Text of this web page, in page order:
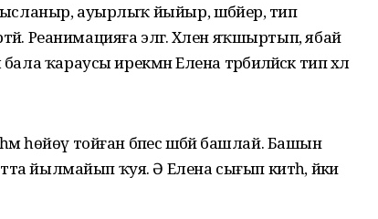
ауырлыҡ йыйыр, шәбәйер, тип
Реанимацияға эләгә. Хәлен яҡшыртып, ябай
ҡараусы ирекмән Елена тәрбиәләйәсәк тип хәл
һөйөү тойған бәпес шәбәйә башлай. Башын
йылмайып ҡуя. Ә Елена сығып китһә, йәки